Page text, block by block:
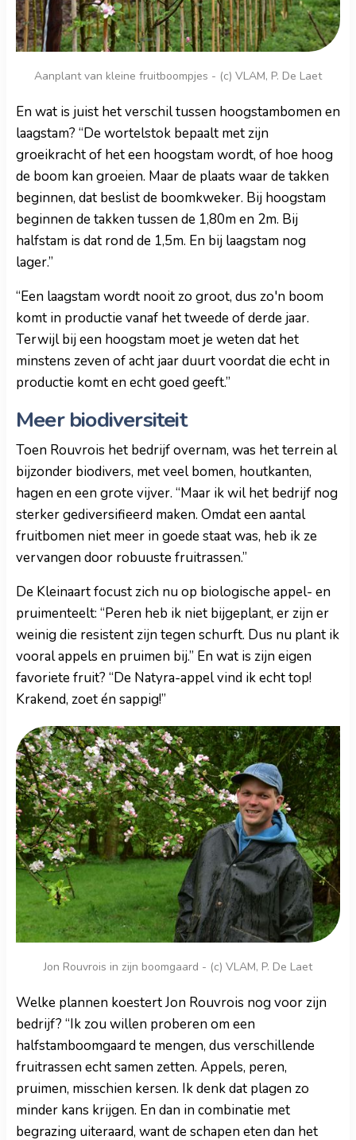
Aanplant van kleine fruitboompjes - (c) VLAM, P. De Laet
En wat is juist het verschil tussen hoogstambomen en
laagstam? “De wortelstok bepaalt met zijn
groeikracht of het een hoogstam wordt, of hoe hoog
de boom kan groeien. Maar de plaats waar de takken
beginnen, dat beslist de boomkweker. Bij hoogstam
beginnen de takken tussen de 1,80m en 2m. Bij
halfstam is dat rond de 1,5m. En bij laagstam nog
lager.”
“Een laagstam wordt nooit zo groot, dus zo'n boom
komt in productie vanaf het tweede of derde jaar.
Terwijl bij een hoogstam moet je weten dat het
minstens zeven of acht jaar duurt voordat die echt in
productie komt en echt goed geeft.”
Meer biodiversiteit
Toen Rouvrois het bedrijf overnam, was het terrein al
bijzonder biodivers, met veel bomen, houtkanten,
hagen en een grote vijver. “Maar ik wil het bedrijf nog
sterker gediversifieerd maken. Omdat een aantal
fruitbomen niet meer in goede staat was, heb ik ze
vervangen door robuuste fruitrassen.”
De Kleinaart focust zich nu op biologische appel- en
pruimenteelt: “Peren heb ik niet bijgeplant, er zijn er
weinig die resistent zijn tegen schurft. Dus nu plant ik
vooral appels en pruimen bij.” En wat is zijn eigen
favoriete fruit? “De Natyra-appel vind ik echt top!
Krakend, zoet én sappig!”
Jon Rouvrois in zijn boomgaard - (c) VLAM, P. De Laet
Welke plannen koestert Jon Rouvrois nog voor zijn
bedrijf? “Ik zou willen proberen om een
halfstamboomgaard te mengen, dus verschillende
fruitrassen echt samen zetten. Appels, peren,
pruimen, misschien kersen. Ik denk dat plagen zo
minder kans krijgen. En dan in combinatie met
begrazing uiteraard, want de schapen eten dan het